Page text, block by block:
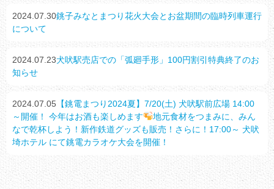
2024.07.30銚子みなとまつり花火大会とお盆期間の臨時列車運行
について
2024.07.23犬吠駅売店での「弧廻手形」100円割引特典終了のお
知らせ
2024.07.05 【銚電まつり2024夏】7/20(土) 犬吠駅前広場 14:00
～開催！ 今年はお酒も楽しめます
地元食材をつまみに、みん
なで乾杯しよう！新作鉄道グッズも販売！さらに！17:00～ 犬吠
埼ホテル にて銚電カラオケ大会を開催！